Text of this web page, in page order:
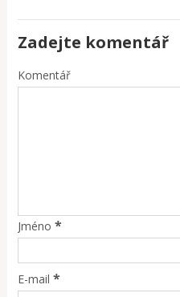
Zadejte komentář
Komentář
Jméno *
E-mail *